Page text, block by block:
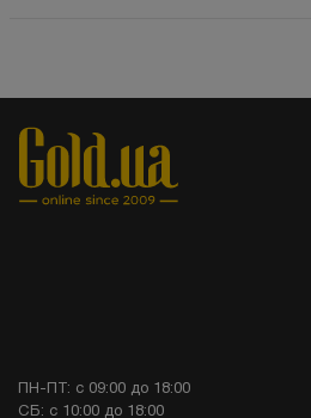
ПН-ПТ: с 09:00 до 18:00
СБ: с 10:00 до 18:00